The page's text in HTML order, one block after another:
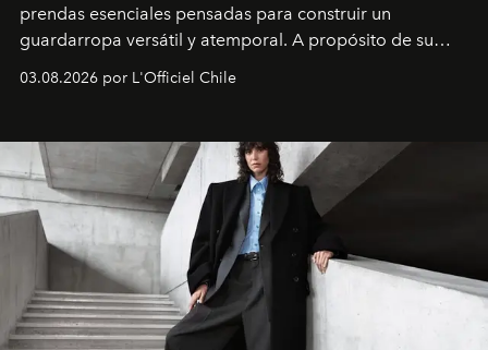
prendas esenciales pensadas para construir un
guardarropa versátil y atemporal. A propósito de su
lanzamiento, los fundadores de la firma neoyorquina y
la asesora creativa y jefa de diseño global de la marca
y la filosofía detrás de la propuesta.
03.08.2026 por L'Officiel Chile